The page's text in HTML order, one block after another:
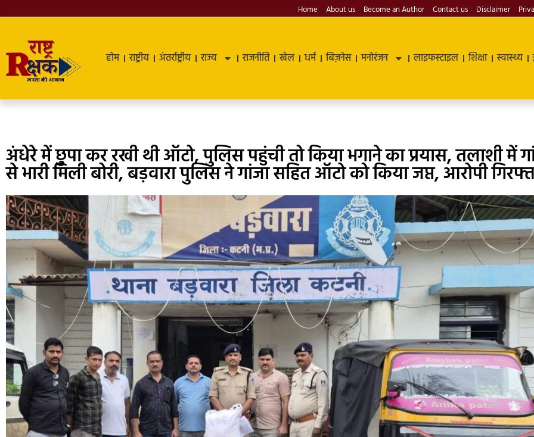
Home About us Become an Author Contact us Disclaimer
होम राष्ट्रीय अंतर्राष्ट्रीय राज्य राजनीति खेल धर्म बिज़नेस मनोरंजन लाइफस्टाइल शिक्षा स्वास्थ्य
अंधेरे में छुपा कर रखी थी ऑटो, पुलिस पहुंची तो किया भगाने का प्रयास, तलाशी में
से भारी मिली बोरी, बड़वारा पुलिस ने गांजा सहित ऑटो को किया जप्त, आरोपी